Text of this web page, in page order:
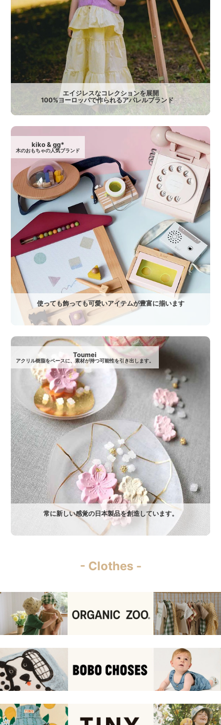
エイジレスなコレクションを展開
100%ヨーロッパで作られるアパレルブランド
kiko & gg*
木のおもちゃの人気ブランド
使っても飾っても可愛いアイテムが豊富に揃います
Toumei
アクリル樹脂をベースに、素材が持つ可能性を引き出します。
常に新しい感覚の日本製品を創造しています。
- Clothes -